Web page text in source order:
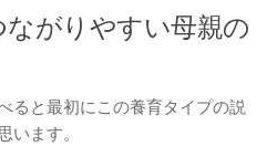
ながりやすい母親の
ると最初にこの養育タイプの説
ます。